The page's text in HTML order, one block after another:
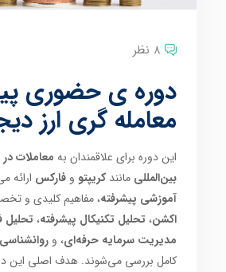
8 نظر
دوره ی حضوری
معامله گری ارز
این دوره برای علاقمندان به معاملات در
بین‌المللی مانندکریپتو وفارکس ارائه
آموزشی پیشرفته، مفاهیم کلیدی و
اکشن، تحلیل تکنیکال پیشرفته، تحلیل
مدیریت سرمایه حرفه‌ای، و
کامل بررسی می‌شوند. هدف اصلی این